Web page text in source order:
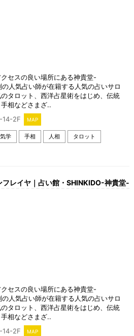
セスの良い場所にある神貴堂-
人気占い師が在籍する人気の占いサロ
タロット、西洋占星術をはじめ、伝統
相などさまざ..
14-2F
MAP
学 手相 人相 タロット
フレイヤ｜占い館・SHINKIDO-神貴堂-
セスの良い場所にある神貴堂-
人気占い師が在籍する人気の占いサロ
タロット、西洋占星術をはじめ、伝統
相などさまざ..
14-2F
MAP